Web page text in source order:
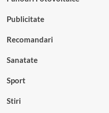
Publicitate
Recomandari
Sanatate
Sport
Stiri